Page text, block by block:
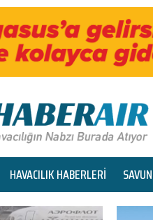
HAVACILIK HABERLERİ